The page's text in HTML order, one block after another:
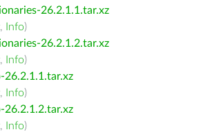
26.2.1.1.tar.xz
, Info)
26.2.1.2.tar.xz
, Info)
26.2.1.1.tar.xz
, Info)
26.2.1.2.tar.xz
, Info)